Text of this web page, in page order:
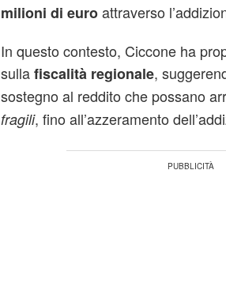
milioni di euroattraverso
In questo contesto, Ciccone ha
sullafiscalità regionale,
sostegno al reddito che possano
fragili, fino all’azzeramento